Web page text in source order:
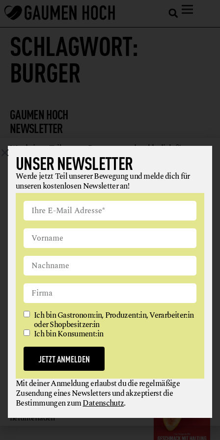
SCHLAGWORT:
BURGER
GAUMEN HOCH
MAGAZIN
Hier gratis
herunterladen
GAUMEN HOCH
NEWSLETTER
Werde jetzt Teil unserer Bewegung und melde dich für
unseren kostenlosen Newsletter an!
Ich bin Gastronom:in, Produzent:in, Verarbeiter:in oder
Shopbesitzer:in
Ich bin Konsument:in
JETZT ANMELDEN
Mit deiner Anmeldung erlaubst du die regelmäßige
Zusendung eines Newsletters und akzeptierst die
Bestimmungen zum Datenschutz
UNSER NEWSLETTER
Werde jetzt Teil unserer Bewegung und melde dich für
unseren kostenlosen Newsletter an!
Ich bin Gastronom:in, Produzent:in, Verarbeiter:in
oder Shopbesitzer:in
Ich bin Konsument:in
JETZT ANMELDEN
Mit deiner Anmeldung erlaubst du die regelmäßige
Zusendung eines Newsletters und akzeptierst die
Bestimmungen zumDatenschutz.